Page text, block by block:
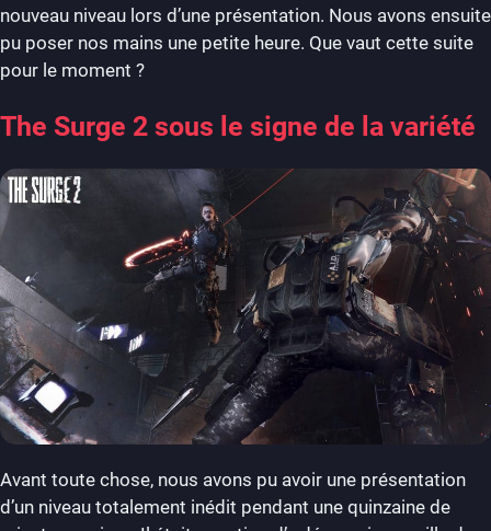
nouveau niveau lors d’une présentation. Nous avons ensuite
pu poser nos mains une petite heure. Que vaut cette suite
pour le moment ?
The Surge 2 sous le signe de la variété
Avant toute chose, nous avons pu avoir une présentation
d’un niveau totalement inédit pendant une quinzaine de